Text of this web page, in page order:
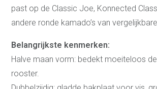
past op de Classic Joe, Konnected
andere ronde kamado’s van
Belangrijkste kenmerken:
Halve maan vorm: bedekt moeiteloos
rooster.